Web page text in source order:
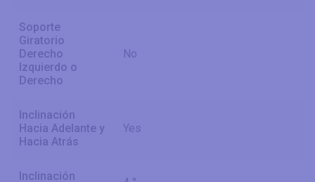
Soporte
Giratorio
Derecho
Izquierdo o
Derecho
No
Inclinación
Hacia Adelante y
Hacia Atrás
Yes
Inclinación